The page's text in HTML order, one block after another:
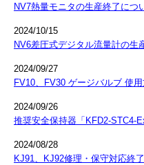
NV7熱量モニタの生産終了につ
2024/10/15
NV6差圧式デジタル流量計の生
2024/09/27
FV10、FV30 ゲージバルブ 使
2024/09/26
推奨安全保持器「KFD2-STC4-
2024/08/28
KJ91、KJ92修理・保守対応終